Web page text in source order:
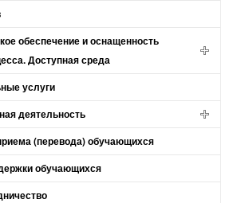
обеспечение и оснащенность
Доступная среда
услуги
деятельность
(перевода) обучающихся
обучающихся